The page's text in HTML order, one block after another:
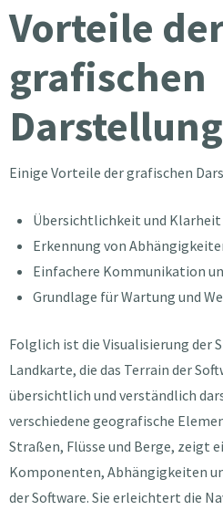
Vorteile
grafischen
Darstellung
Einige Vorteile der grafischen
Übersichtlichkeit und
Erkennung von
Einfachere Kommunikation
Grundlage für Wartung und
Folglich ist die Visualisierung der
Landkarte, die das Terrain der
übersichtlich und verständlich
verschiedene geografische
Straßen, Flüsse und Berge, zeigt
Komponenten, Abhängigkeiten
der Software. Sie erleichtert die